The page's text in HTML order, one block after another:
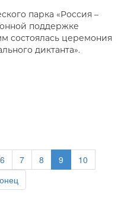
парка «Россия –
поддержке
состоялась церемония
диктанта».
6 7 8 9
10